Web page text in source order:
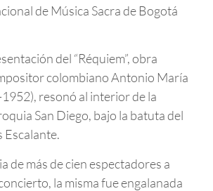
de Música Sacra de Bogotá
del “Réquiem”, obra
colombiano Antonio María
resonó al interior de la
San Diego, bajo la batuta del
Escalante.
de más de cien espectadores a
la misma fue engalanada